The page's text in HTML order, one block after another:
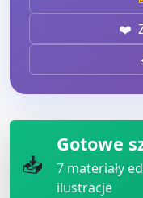
❤️
📥
Gotowe
7 materiały
ilustracje